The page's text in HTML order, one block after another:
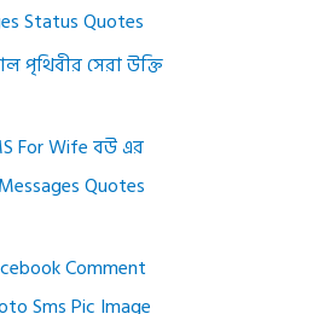
Status Quotes
পৃথিবীর সেরা উক্তি
For Wife বউ এর
Quotes
Comment
Sms Pic Image